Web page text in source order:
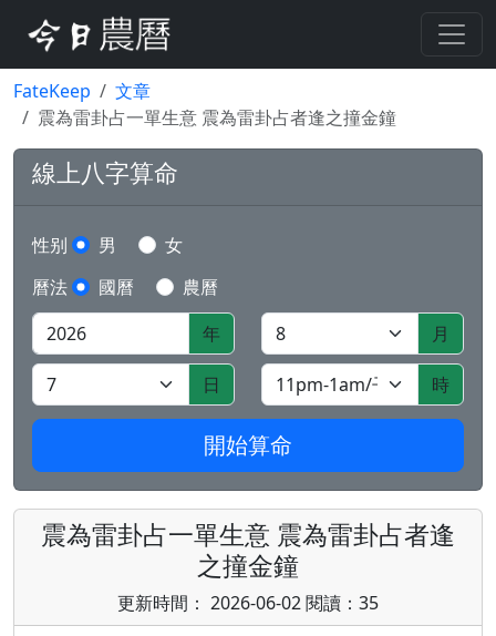
FateKeep
文章
震為雷卦占一單生意 震為雷卦占者逢之撞金鐘
線上八字算命
性别 男
女
曆法
國曆
農曆
年
月
日 時
開始算命
震為雷卦占一單生意 震為雷卦占者逢
之撞金鐘
更新時間： 2026-06-02 閱讀：35